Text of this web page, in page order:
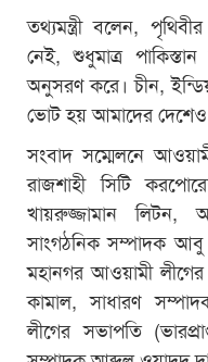
তথ্যমন্ত্রী বলেন,
নেই, শুধুমাত্র
অনুসরণ করে। চীন,
ভোট হয় আমাদের
সংবাদ সম্মেলনে
রাজশাহী সিটি
খায়রুজ্জামান লিটন,
সাংগঠনিক সম্পাদক
মহানগর আওয়ামী লীগের
কামাল, সাধারণ
লীগের সভাপতি